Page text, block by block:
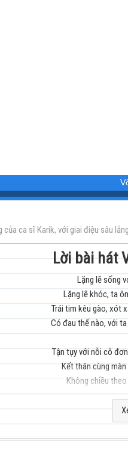
của ca sĩ Karik, với giai điệu sâu
Lời bài hát
Lặng lẽ sống
Lặng lẽ khóc, ta
Trái tim kêu gào, xót
Có đau thế nào, với
Tận tụy với nỗi cô
Kết thân cùng
Không chiều
Bàn quan chuyện thế
Và ta là
Ta chỉ không muốn để lộ điểm
Vì đâu phải nói là được cảm